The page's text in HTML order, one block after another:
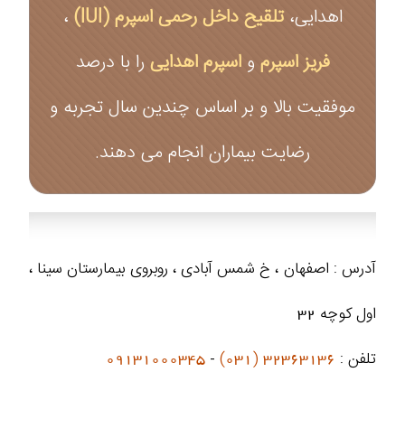
اهدایی،تلقیح داخل رحمی اسپرم (IUI)
،
فریز اسپرم واسپرم اهدایی را با درصد
موفقیت بالا و بر اساس چندین سال تجربه و
رضایت بیماران انجام می‌ دهند.
آدرس : اصفهان ، خ شمس آبادی ، روبروی بیمارستان سینا ،
اول کوچه 32
تلفن : 32363136 (031)
-
09131000345